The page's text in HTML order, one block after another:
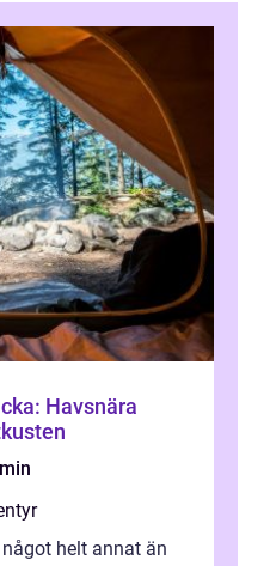
Havsnära
helt annat än